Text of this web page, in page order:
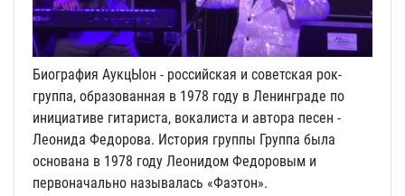
Биография АукцЫон - российская и советская рок-
группа, образованная в 1978 году в Ленинграде по
инициативе гитариста, вокалиста и автора песен -
Леонида Федорова. История группы Группа была
основана в 1978 году Леонидом Федоровым и
первоначально называлась «Фаэтон».